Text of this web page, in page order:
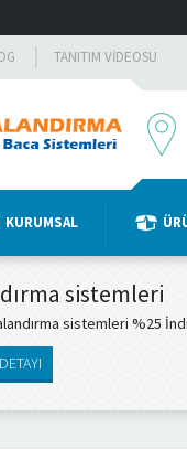
TANITIM VIDEOSU
KURUMSAL
sistemleri
sistemleri %25